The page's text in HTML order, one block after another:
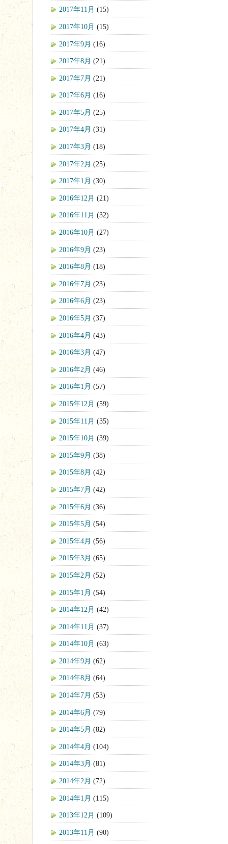
2017年11月 (15)
2017年10月 (15)
2017年9月 (16)
2017年8月 (21)
2017年7月 (21)
2017年6月 (16)
2017年5月 (25)
2017年4月 (31)
2017年3月 (18)
2017年2月 (25)
2017年1月 (30)
2016年12月 (21)
2016年11月 (32)
2016年10月 (27)
2016年9月 (23)
2016年8月 (18)
2016年7月 (23)
2016年6月 (23)
2016年5月 (37)
2016年4月 (43)
2016年3月 (47)
2016年2月 (46)
2016年1月 (57)
2015年12月 (59)
2015年11月 (35)
2015年10月 (39)
2015年9月 (38)
2015年8月 (42)
2015年7月 (42)
2015年6月 (36)
2015年5月 (54)
2015年4月 (56)
2015年3月 (65)
2015年2月 (52)
2015年1月 (54)
2014年12月 (42)
2014年11月 (37)
2014年10月 (63)
2014年9月 (62)
2014年8月 (64)
2014年7月 (53)
2014年6月 (79)
2014年5月 (82)
2014年4月 (104)
2014年3月 (81)
2014年2月 (72)
2014年1月 (115)
2013年12月 (109)
2013年11月 (90)